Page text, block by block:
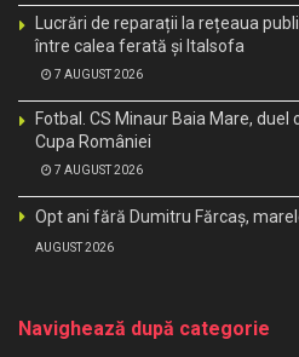
Lucrări de reparații la rețeaua
între calea ferată și Italsofa
7 AUGUST 2026
Fotbal. CS Minaur Baia Mare, duel
Cupa României
7 AUGUST 2026
Opt ani fără Dumitru Fărcaș,
AUGUST 2026
Navighează după categorie